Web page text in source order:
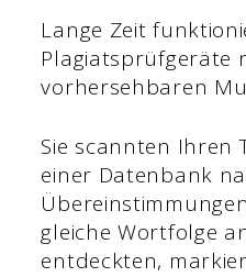
Lange Zeit
Plagiatsprüfgeräte
vorhersehbaren
Sie scannten Ihren
einer Datenbank
gleiche Wortfolge
entdeckten,